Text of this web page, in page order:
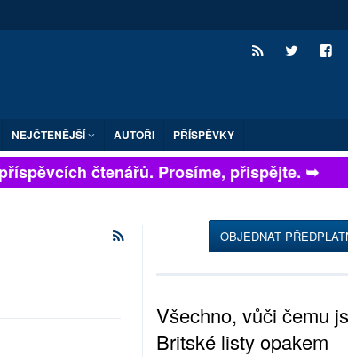
NEJČTENĚJŠÍ AUTOŘI PŘÍSPĚVKY
čtenářů. Prosíme, přispějte. ➥
OBJEDNAT
Všechno, vůči čemu
Britské listy opakem